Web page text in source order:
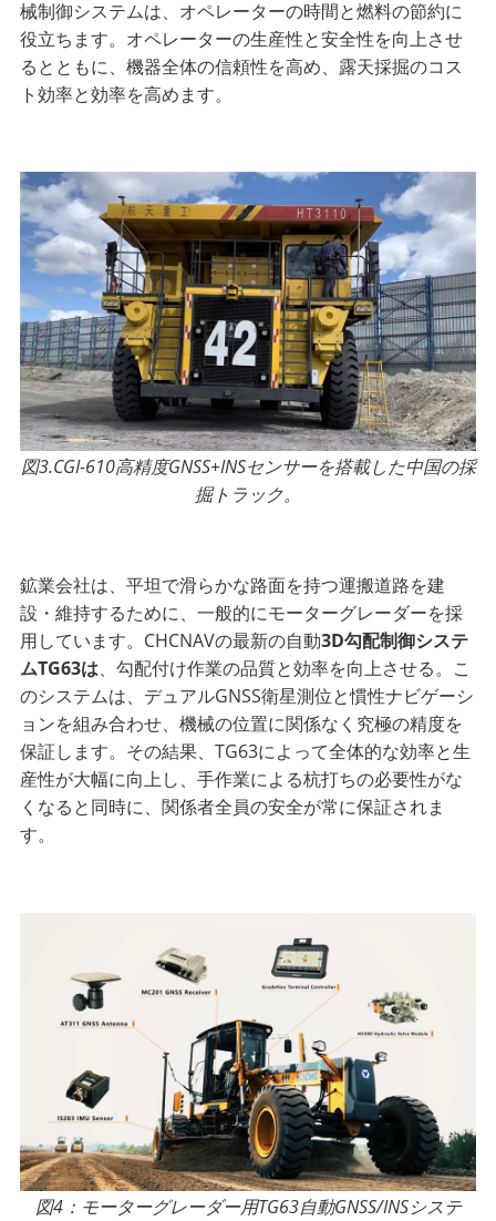
械制御システムは、オペレーターの時間と燃料の節約に
役立ちます。オペレーターの生産性と安全性を向上させ
るとともに、機器全体の信頼性を高め、露天採掘のコス
ト効率と効率を高めます。
図3.CGI-610高精度GNSS+INSセンサーを搭載した中国の採
掘トラック。
鉱業会社は、平坦で滑らかな路面を持つ運搬道路を建
設・維持するために、一般的にモーターグレーダーを採
用しています。CHCNAVの最新の自動3D勾配制御システ
ムTG63は、勾配付け作業の品質と効率を向上させる。こ
のシステムは、デュアルGNSS衛星測位と慣性ナビゲーシ
ョンを組み合わせ、機械の位置に関係なく究極の精度を
保証します。その結果、TG63によって全体的な効率と生
産性が大幅に向上し、手作業による杭打ちの必要性がな
くなると同時に、関係者全員の安全が常に保証されま
す。
図4：モーターグレーダー用TG63自動GNSS/INSシステ